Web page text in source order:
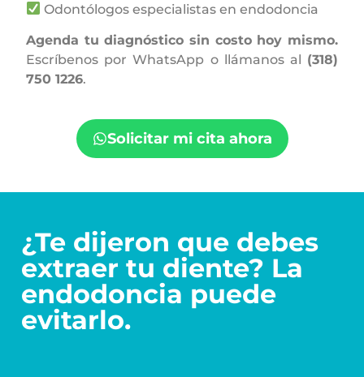
Odontólogos especialistas en endodoncia
Agenda tu diagnóstico sin costo hoy mismo.
Escríbenos por WhatsApp o llámanos al (318)
750 1226.
Solicitar mi cita ahora
¿Te dijeron que debes
extraer tu diente? La
endodoncia puede
evitarlo.